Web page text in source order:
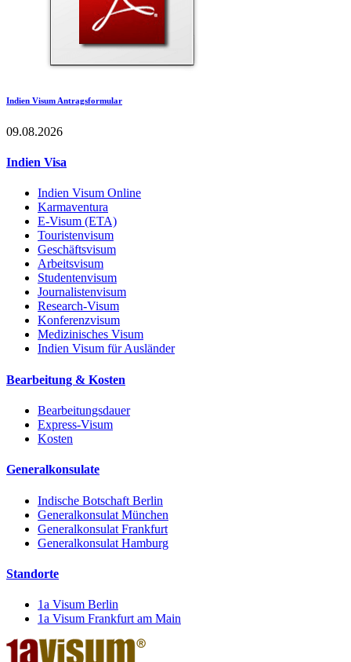
Indien Visum Antragsformular
09.08.2026
Indien Visa
Indien Visum Online
Karmaventura
E-Visum (ETA)
Touristenvisum
Geschäftsvisum
Arbeitsvisum
Studentenvisum
Journalistenvisum
Research-Visum
Konferenzvisum
Medizinisches Visum
Indien Visum für Ausländer
Bearbeitung & Kosten
Bearbeitungsdauer
Express-Visum
Kosten
Generalkonsulate
Indische Botschaft Berlin
Generalkonsulat München
Generalkonsulat Frankfurt
Generalkonsulat Hamburg
Standorte
1a Visum Berlin
1a Visum Frankfurt am Main